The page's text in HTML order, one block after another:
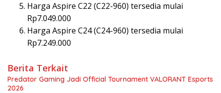
Harga Aspire C22 (C22-960) tersedia mulai
Rp7.049.000
Harga Aspire C24 (C24-960) tersedia mulai
Rp7.249.000
Berita Terkait
Predator Gaming Jadi Official Tournament VALORANT Esports
2026